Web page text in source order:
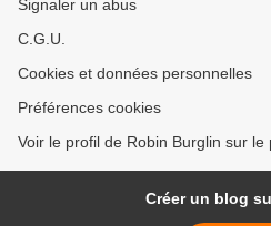
Signaler un abus
C.G.U.
Cookies et données personnelles
Préférences cookies
Voir le profil de Robin Burglin sur le
Créer un blog